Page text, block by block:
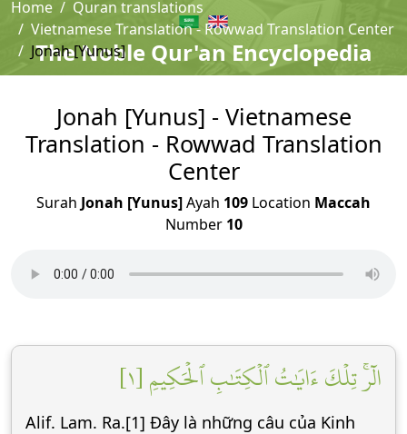
The Noble Qur'an Encyclopedia
Home
Quran translations
Vietnamese Translation - Rowwad Translation Center
Jonah [Yunus]
Jonah [Yunus] - Vietnamese
Translation - Rowwad Translation
Center
Surah Jonah [Yunus]Ayah 109 Location Maccah
Number 10
الٓرۚ تِلۡكَ ءَايَٰتُ ٱلۡكِتَٰبِ ٱلۡحَكِيمِ [١]
Alif. Lam. Ra.[1] Đây là những câu của Kinh